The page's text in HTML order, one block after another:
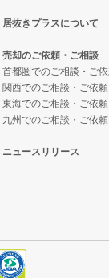
居抜きプラスについて
売却のご依頼・ご相談
首都圏でのご相談・ご
関西でのご相談・ご依頼
東海でのご相談・ご依頼
九州でのご相談・ご依頼
ニュースリリース